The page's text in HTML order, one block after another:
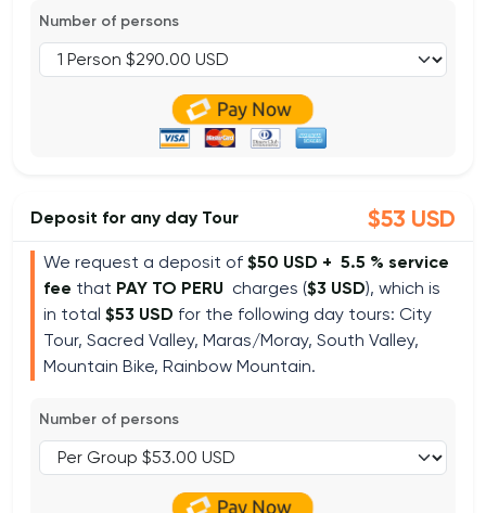
Number of persons
Deposit for any day Tour $53 USD
We request a deposit of $50 USD + 5.5 % service
fee that PAY TO PERU charges ($3 USD), which is
in total $53 USD for the following day tours: City
Tour, Sacred Valley, Maras/Moray, South Valley,
Mountain Bike, Rainbow Mountain.
Number of persons